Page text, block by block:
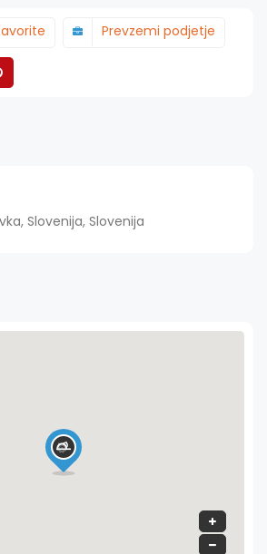
Prevzemi podjetje
Slovenija, Slovenija